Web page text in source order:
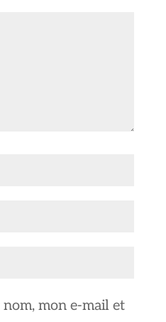
mon e-mail et